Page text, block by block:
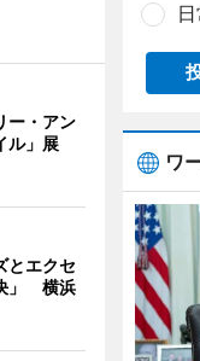
ー・アン
ル」展
とエクセ
」 横浜
ワ